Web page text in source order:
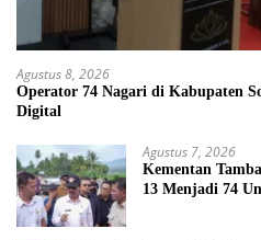
Agustus 8, 2026
Operator 74 Nagari di Kabupaten
Digital
Agustus 7, 2026
Kementan
13 Menjadi 74